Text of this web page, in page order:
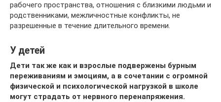
рабочего пространства, отношения с близкими людьми и
родственниками, межличностные конфликты, не
разрешенные в течение длительного времени.
У детей
Дети так же как и взрослые подвержены бурным
переживаниям и эмоциям, а в сочетании с огромной
физической и психологической нагрузкой в школе
могут страдать от нервного перенапряжения.